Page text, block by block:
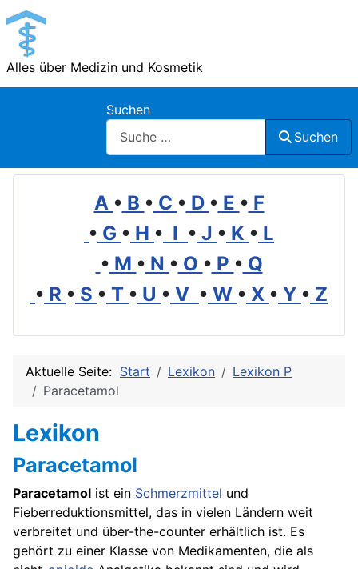
Alles über Medizin und Kosmetik
Suchen
Suchen
A • B • C • D • E • F
• G • H • I • J • K • L
• M • N • O • P • Q
• R • S • T • U • V • W • X • Y • Z
Aktuelle Seite: Start Lexikon
Lexikon P
Paracetamol
Lexikon
Paracetamol
Paracetamol ist ein Schmerzmittel und
Fieberreduktionsmittel, das in vielen Ländern weit
verbreitet und über-the-counter erhältlich ist. Es
gehört zu einer Klasse von Medikamenten, die als